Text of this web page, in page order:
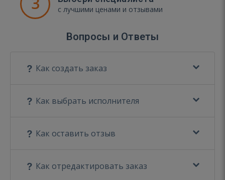
с лучшими ценами и отзывами
Вопросы и Ответы
Как создать заказ
Как выбрать исполнителя
Как оставить отзыв
Как отредактировать заказ